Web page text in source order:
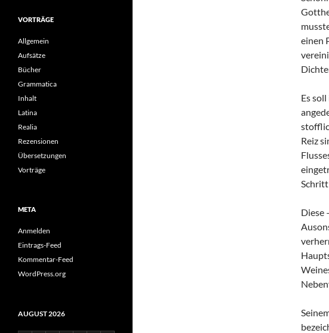
einen
Es
Reiz
Diese
VORTRÄGE
Allgemein
Aufsätze
Bücher
Grammatica
Inhalt
Latina
Realia
Rezensionen
Übersetzungen
Vorträge
META
Anmelden
Eintrags-Feed
Kommentar-Feed
WordPress.org
AUGUST 2026